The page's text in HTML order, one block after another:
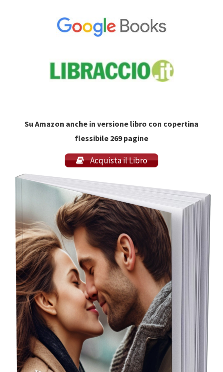
Su Amazon anche in versione libro con copertina
flessibile 269 pagine
Acquista il Libro